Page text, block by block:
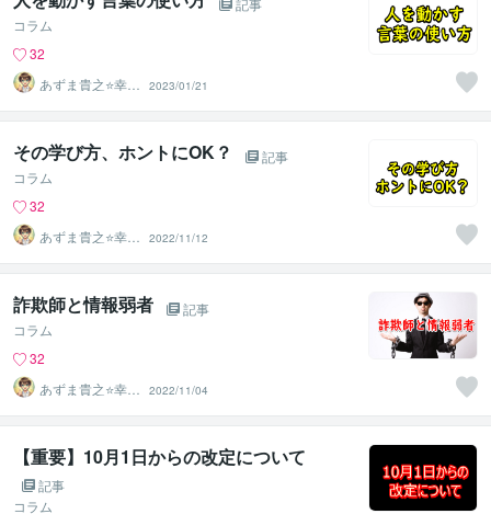
記事
コラム
32
あずま貴之⭐幸せ
自分軸の生き方
育成コーチ
2023/01/21
その学び方、ホントにOK？
記事
コラム
32
あずま貴之⭐幸せ
自分軸の生き方
育成コーチ
2022/11/12
詐欺師と情報弱者
記事
コラム
32
あずま貴之⭐幸せ
自分軸の生き方
育成コーチ
2022/11/04
【重要】10月1日からの改定について
記事
コラム